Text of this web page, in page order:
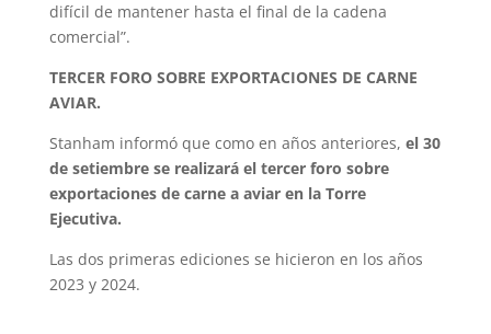
difícil de mantener hasta el final de la cadena
comercial”.
TERCER FORO SOBRE EXPORTACIONES DE CARNE
AVIAR.
Stanham informó que como en años anteriores, el 30
de setiembre se realizará el tercer foro sobre
exportaciones de carne a aviar en la Torre
Ejecutiva.
Las dos primeras ediciones se hicieron en los años
2023 y 2024.